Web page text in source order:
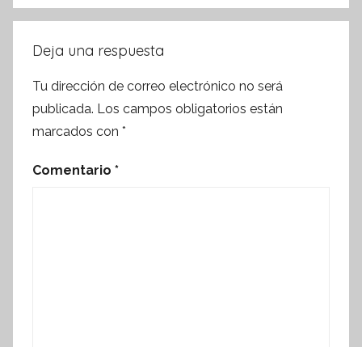
Deja una respuesta
Tu dirección de correo electrónico no será
publicada. Los campos obligatorios están
marcados con *
Comentario *